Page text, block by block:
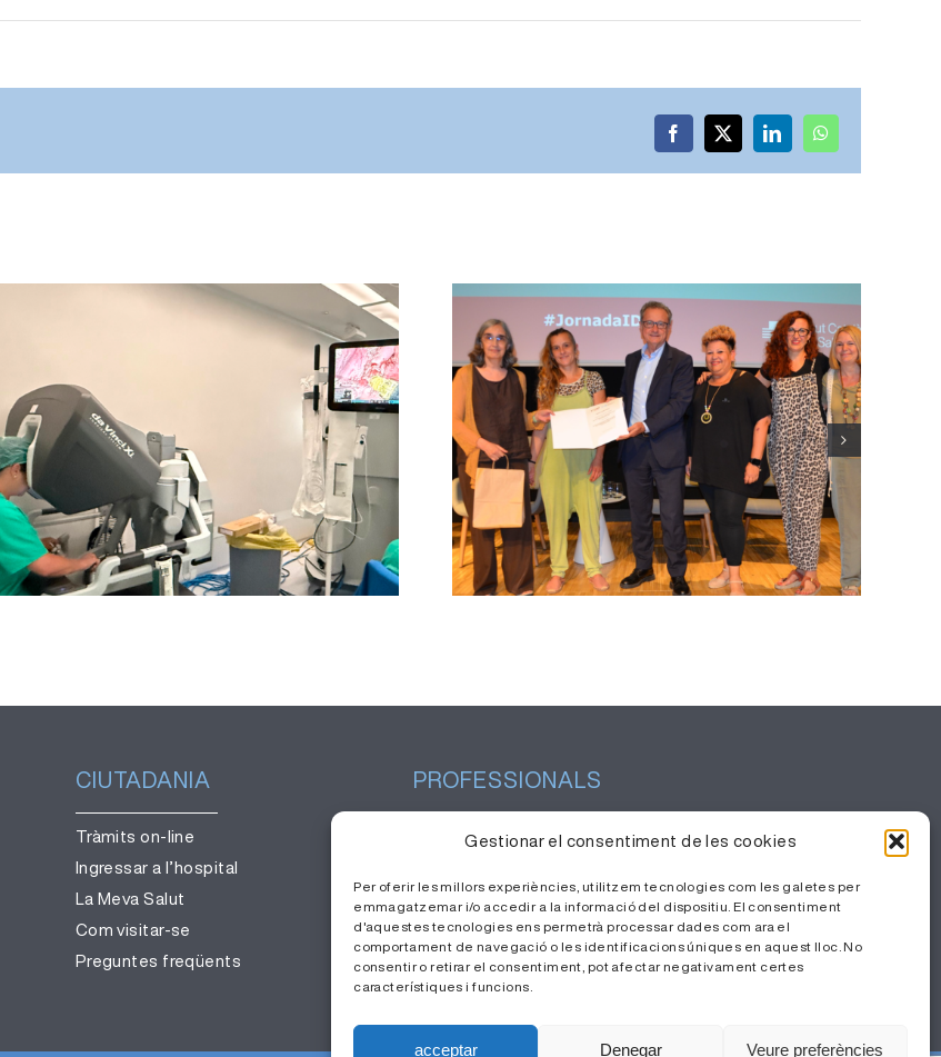
Gestionar el consentiment de les cookies
Per oferir les millors experiències, utilitzem tecnologies com les galetes per
emmagatzemar i/o accedir a la informació del dispositiu. El consentiment
d'aquestes tecnologies ens permetrà processar dades com ara el
comportament de navegació o les identificacions úniques en aquest lloc. No
consentir o retirar el consentiment, pot afectar negativament certes
característiques i funcions.
acceptar Denegar Veure preferències
Facebook
X LinkedInWhatsApp
L’Hospital Joan XXIII realitza
la primera cirurgia radioguiada
de pulmó amb llavors de iode
radioactiu
La GAPiC del Camp de
Tarragona rep tres
reconeixements a la Jornada
IDIAPJGol 2026
CIUTADANIA
Tràmits on-line
Ingressar a l’hospital
La Meva Salut
Com visitar-se
Preguntes freqüents
PROFESSIONALS
Gestió del coneixement
Àrea Privada